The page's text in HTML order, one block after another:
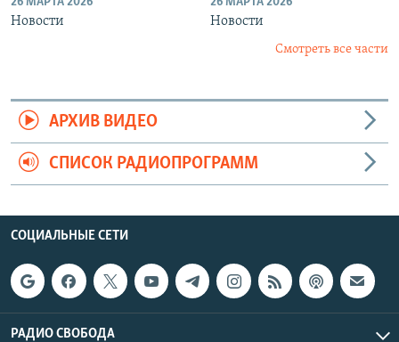
Новости Новости
Смотреть все части
АРХИВ ВИДЕО
СПИСОК РАДИОПРОГРАММ
СОЦИАЛЬНЫЕ СЕТИ
РАДИО СВОБОДА